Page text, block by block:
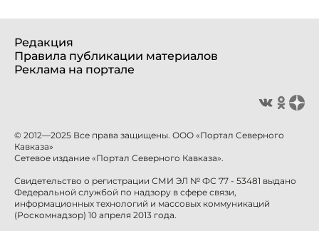
Редакция
Правила публикации материалов
Реклама на портале
© 2012—2025 Все права защищены. ООО «Портал Северного
Кавказа»
Сетевое издание «Портал Северного Кавказа».
Свидетельство о регистрации СМИ ЭЛ № ФС 77 - 53481 выдано
Федеральной службой по надзору в сфере связи,
информационных технологий и массовых коммуникаций
(Роскомнадзор) 10 апреля 2013 года.